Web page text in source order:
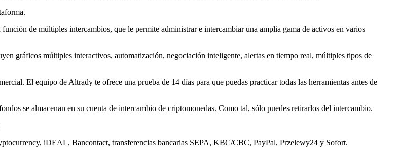
de múltiples intercambios, que le permite administrar e intercambiar una amplia gama de activos en varios
gráficos múltiples interactivos, automatización, negociación inteligente, alertas en tiempo real, múltiples tipos de
El equipo de Altrady te ofrece una prueba de 14 días para que puedas practicar todas las herramientas antes de
se almacenan en su cuenta de intercambio de criptomonedas. Como tal, sólo puedes retirarlos del intercambio.
iDEAL, Bancontact, transferencias bancarias SEPA, KBC/CBC, PayPal, Przelewy24 y Sofort.